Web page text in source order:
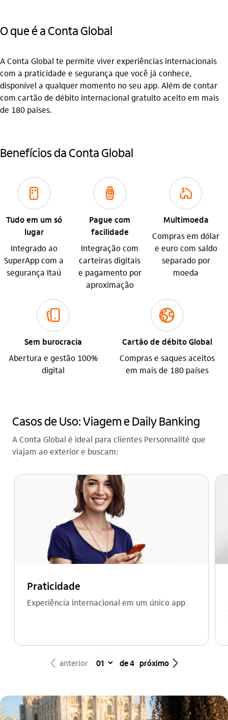
O que é a Conta Global
A Conta Global te permite viver experiências internacionais
com a praticidade e segurança que você já conhece,
disponível a qualquer momento no seu app. Além de contar
com cartão de débito internacional gratuito aceito em mais
de 180 países.
Benefícios da Conta Global
aplicativos_outline
Tudo em um só
lugar
Integrado ao
SuperApp com a
segurança Itaú
maquina_pos_outline
Pague com
facilidade
Integração com
carteiras digitais
e pagamento por
aproximação
consorcio_outline
Multimoeda
Compras em dólar
e euro com saldo
separado por
moeda
carteira_digital_outline
Sem burocracia
Abertura e gestão 100%
digital
globo_outline
Cartão de débito Global
Compras e saques aceitos
em mais de 180 países
Casos de Uso: Viagem e Daily Banking
A Conta Global é ideal para clientes Personnalité que
viajam ao exterior e buscam:
Praticidade
Experiência internacional em um único app​
seta_esquerda anterior de 4 próximo seta_direita